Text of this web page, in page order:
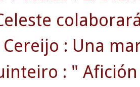
Cereijo : Una
: "